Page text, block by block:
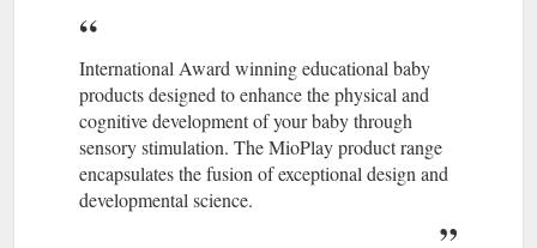
International Award winning educational baby
products designed to enhance the physical and
cognitive development of your baby through
sensory stimulation. The MioPlay product range
encapsulates the fusion of exceptional design and
developmental science.